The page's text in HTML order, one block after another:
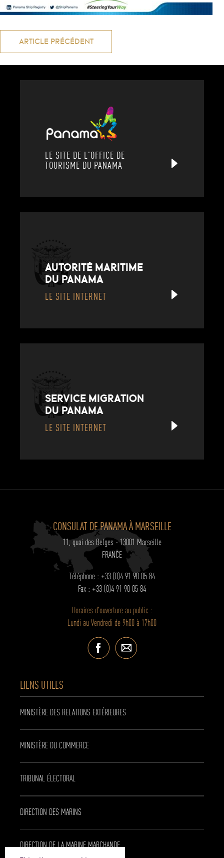
Navigation
de
ARTICLE PRÉCÉDENT
LE SITE DE L'OFFICE DE
TOURISME DU PANAMA
AUTORITÉ MARITIME
DU PANAMA
LE SITE INTERNET
SERVICE MIGRATION
DU PANAMA
LE SITE INTERNET
CONSULAT DE PANAMA À MARSEILLE
11, quai des Belges - 13001 Marseille
FRANCE
Téléphone : +33 (0)4 91 90 05 84
Fax : +33 (0)4 91 90 05 84
Horaires d'ouverture au public :
Lundi au Vendredi de 9h00 à 17h00
LIENS UTILES
MINISTÈRE DES RELATIONS EXTÉRIEURES
MINISTÈRE DU COMMERCE
TRIBUNAL ÉLECTORAL
DIRECTION DES MARINS
DIRECTION DE LA MARINE MARCHANDE